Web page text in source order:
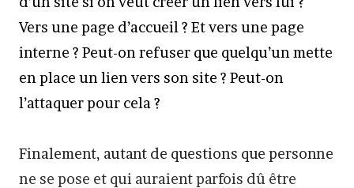
Vers une page d’accueil ? Et vers une page
interne ? Peut-on refuser que quelqu’un mette
en place un lien vers son site ? Peut-on
l’attaquer pour cela ?
Finalement, autant de questions que personne
ne se pose et qui auraient parfois dû être